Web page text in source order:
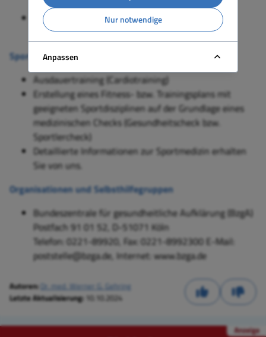
wir Sie am besten erreichen können.
Detaillierte Informationen zur Ernährungsmedizin
erhalten Sie von uns.
Sportmedizin
Ausdauertraining (Cardiotraining)
Erstellung eines Fitness- bzw. Trainingsplans mit
geeigneten Sportdisziplinen auf der Grundlage eines
medizinischen Checks (Gesundheitscheck bzw.
Sportlercheck)
Detaillierte Informationen zur Sportmedizin erhalten
Sie von uns.
Organisationen und Selbsthilfegruppen
Bundeszentrale für gesundheitliche Aufklärung (BzgA)
Postfach 91 01 52, D-51071 Köln
Telefon: 0221-89920, Fax: 0221-8992300 E-Mail:
poststelle@bzga.de, Internet: www.bzga.de
Autoren: Dr. med. Werner G. Gehring
Letzte Aktualisierung: 10.10.2024
Nur notwendige
Anpassen